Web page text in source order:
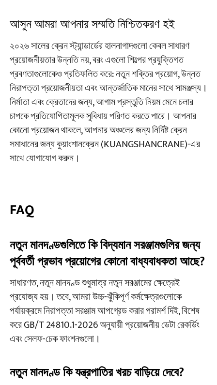
আসুন আমরা আপনার সম্মতি নিশ্চিতকরণ হই
২০২৬ সালের ক্রেন স্ট্যান্ডার্ডের হালনাগাদগুলো কেবল সাধারণ
প্রয়োজনীয়তার উন্নতি নয়, বরং এগুলো শিল্পের প্রযুক্তিগত
প্রবণতাগুলোকেও প্রতিফলিত করে: নতুন শক্তির প্রয়োগ, উন্নত
নিরাপত্তা প্রয়োজনীয়তা এবং আন্তর্জাতিক মানের সাথে সামঞ্জস্য।
নির্মাতা এবং ক্রেতাদের জন্য, আগাম প্রস্তুতি নিয়ম মেনে চলার
চাপকে প্রতিযোগিতামূলক সুবিধায় পরিণত করতে পারে। আপনার
কোনো প্রয়োজন থাকলে, আপনার অঞ্চলের জন্য নির্দিষ্ট ক্রেন
সমাধানের জন্য কুয়াংশানক্রেন (KUANGSHANCRANE)-এর
সাথে যোগাযোগ করুন।
FAQ
নতুন মানদণ্ডগুলিতে কি বিদ্যমান সরঞ্জামগুলির জন্য
পূর্ববর্তী প্রভাব প্রয়োগের কোনো বাধ্যবাধকতা আছে?
সাধারণত, নতুন মানদণ্ড শুধুমাত্র নতুন সরঞ্জামের ক্ষেত্রেই
প্রযোজ্য হয়। তবে, আমরা উচ্চ-ঝুঁকিপূর্ণ কর্মক্ষেত্রগুলোকে
পর্যায়ক্রমে নিরাপত্তা সরঞ্জাম আপগ্রেড করার পরামর্শ দিই, বিশেষ
করে GB/T 24810.1-2026 অনুযায়ী প্রয়োজনীয় ডেটা রেকর্ডিং
এবং সেলফ-চেক ফাংশনগুলো।
নতুন মানদণ্ড কি যন্ত্রপাতির খরচ বাড়িয়ে দেবে?